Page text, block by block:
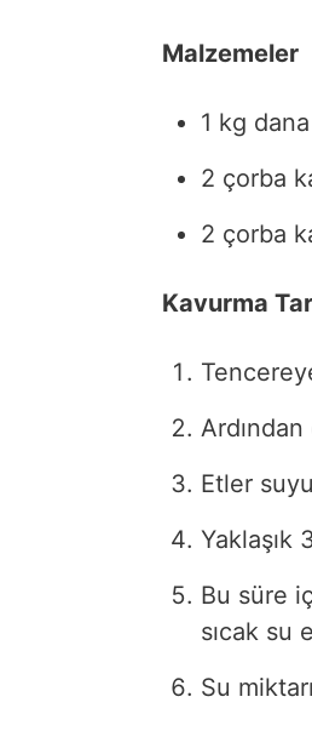
Malzemeler
1 kg
2 çorba
2 çorba
Kavurma
Etler
Yaklaşık
Bu süre
sıcak su
Su